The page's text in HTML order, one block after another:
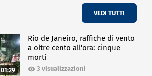
VEDI TUTTI
01:29
Rio de Janeiro, raffiche di vento
a oltre cento all'ora: cinque
morti
3 visualizzazioni